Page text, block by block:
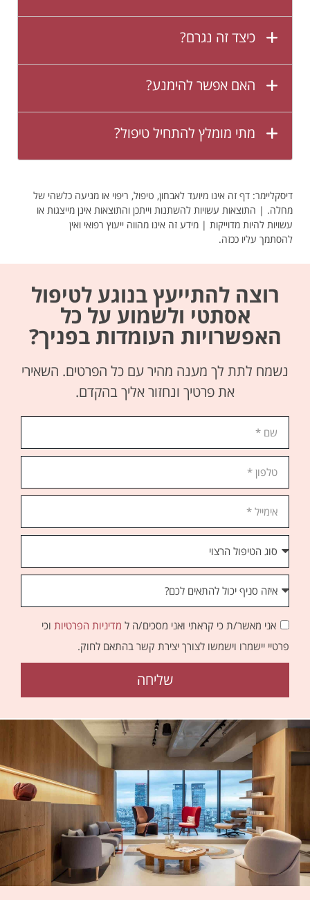
כיצד זה נגרם?
האם אפשר להימנע?
מתי מומלץ להתחיל טיפול?
דיסקליימר: דף זה אינו מיועד לאבחון, טיפול, ריפוי או מניעה כלשהי של
מחלה. | התוצאות עשויות להשתנות וייתכן והתוצאות אינן מייצגות או
עשויות להיות מדוייקות | מידע זה אינו מהווה ייעוץ רפואי ואין
להסתמך עליו ככזה.
רוצה להתייעץ בנוגע לטיפול
אסתטי ולשמוע על כל
האפשרויות העומדות בפניך?
נשמח לתת לך מענה מהיר עם כל הפרטים. השאירי
את פרטיך ונחזור אליך בהקדם.
אני מאשר/ת כי קראתי ואני מסכים/ה ל מדיניות הפרטיות וכי
פרטיי יישמרו וישמשו לצורך יצירת קשר בהתאם לחוק.
שליחה